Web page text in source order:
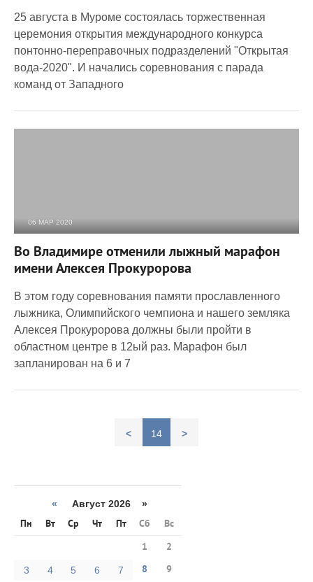
25 августа в Муроме состоялась торжественная
церемония открытия международного конкурса
понтонно-переправочных подразделений "Открытая
вода-2020". И начались соревнования с парада
команд от Западного
06 МАР 2020
Во Владимире отменили лыжный марафон
имени Алексея Прокуророва
В этом году соревнования памяти прославленного
лыжника, Олимпийского чемпиона и нашего земляка
Алексея Прокуророва должны были пройти в
областном центре в 12ый раз. Марафон был
запланирован на 6 и 7
< 14 >
« Август 2026 »
Пн Вт Ср Чт Пт Сб
Вс
1
2
3 4 5 6 7 8 9